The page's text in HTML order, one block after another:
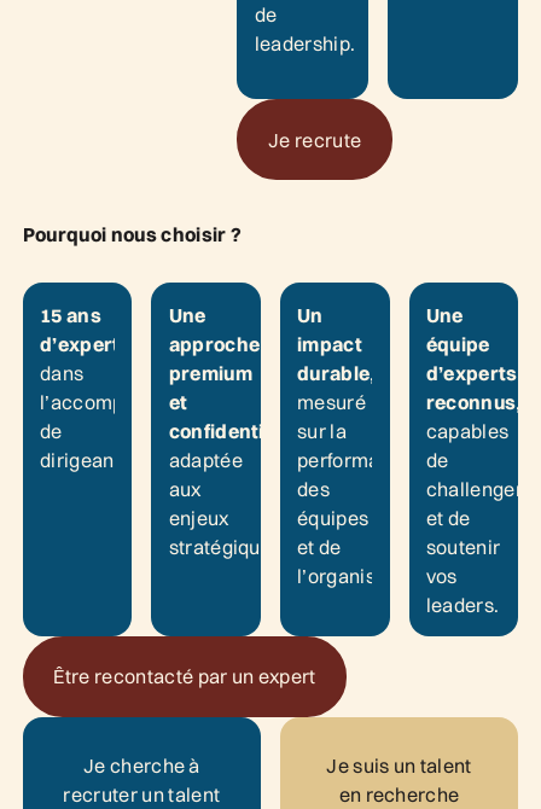
de
leadership.
Je recrute
Je recrute
Pourquoi nous choisir ?
15 ans
d’expertise
dans
l’accompagnement
de
dirigeants.
Une
approche
premium
et
confidentielle,
adaptée
aux
enjeux
stratégiques.
Un
impact
durable,
mesuré
sur la
performance
des
équipes
et de
l’organisation.
Une
équipe
d’experts
reconnus,
capables
de
challenger
et de
soutenir
vos
leaders.
Être recontacté par un expert
Être recontacté par un expert
Je cherche à
recruter un talent
Je suis un talent
en recherche